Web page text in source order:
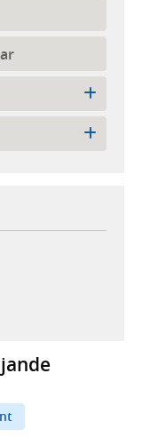
webbplats,
webbplats,